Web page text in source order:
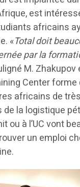
est
africains
«Total doit
par la
M.
Center
africains de
la logistique
ou à l’UC vont
un emploi